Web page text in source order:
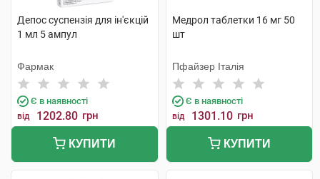
Депос суспензія для ін'єкцій
1 мл 5 ампул
Фармак
Є в наявності
від 1202.80 грн
КУПИТИ
Медрол таблетки 16 мг 50
шт
Пфайзер Італія
Є в наявності
від 1301.10 грн
КУПИТИ